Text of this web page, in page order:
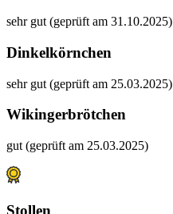
sehr gut (geprüft am 31.10.2025)
Dinkelkörnchen
sehr gut (geprüft am 25.03.2025)
Wikingerbrötchen
gut (geprüft am 25.03.2025)
Stollen